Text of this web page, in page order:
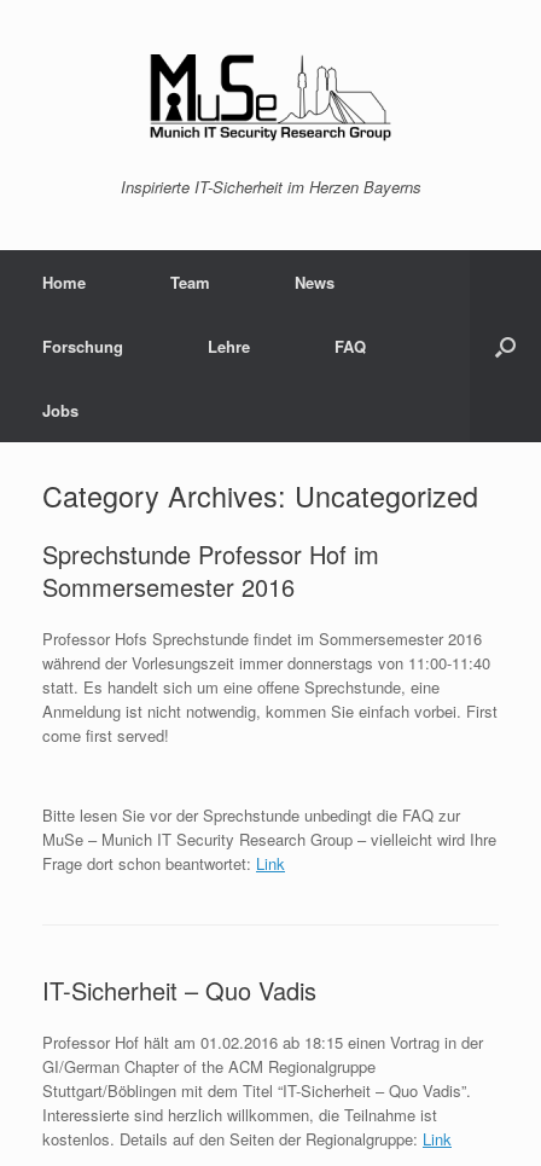
Inspirierte IT-Sicherheit im Herzen Bayerns
Home Team News
Forschung Lehre FAQ
Jobs
Category Archives: Uncategorized
Sprechstunde Professor Hof im
Sommersemester 2016
Professor Hofs Sprechstunde findet im Sommersemester 2016
während der Vorlesungszeit immer donnerstags von 11:00-11:40
statt. Es handelt sich um eine offene Sprechstunde, eine
Anmeldung ist nicht notwendig, kommen Sie einfach vorbei. First
come first served!
Bitte lesen Sie vor der Sprechstunde unbedingt die FAQ zur
MuSe – Munich IT Security Research Group – vielleicht wird Ihre
Frage dort schon beantwortet: Link
IT-Sicherheit – Quo Vadis
Professor Hof hält am 01.02.2016 ab 18:15 einen Vortrag in der
GI/German Chapter of the ACM Regionalgruppe
Stuttgart/Böblingen mit dem Titel “IT-Sicherheit – Quo Vadis”.
Interessierte sind herzlich willkommen, die Teilnahme ist
kostenlos. Details auf den Seiten der Regionalgruppe: Link